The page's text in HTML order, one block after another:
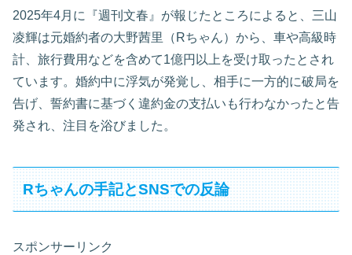
2025年4月に『週刊文春』が報じたところによると、三山
凌輝は元婚約者の大野茜里（Rちゃん）から、車や高級時
計、旅行費用などを含めて1億円以上を受け取ったとされ
ています。婚約中に浮気が発覚し、相手に一方的に破局を
告げ、誓約書に基づく違約金の支払いも行わなかったと告
発され、注目を浴びました。
Rちゃんの手記とSNSでの反論
スポンサーリンク